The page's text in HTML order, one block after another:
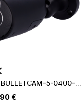
Ajax AJ-BULLETCAM-5-0400-HL-B
90 €